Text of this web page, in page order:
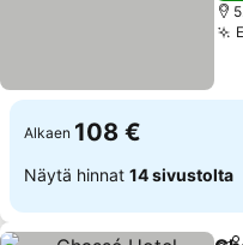
Alkaen 108 €
Näytä hinnat 14 sivustolta